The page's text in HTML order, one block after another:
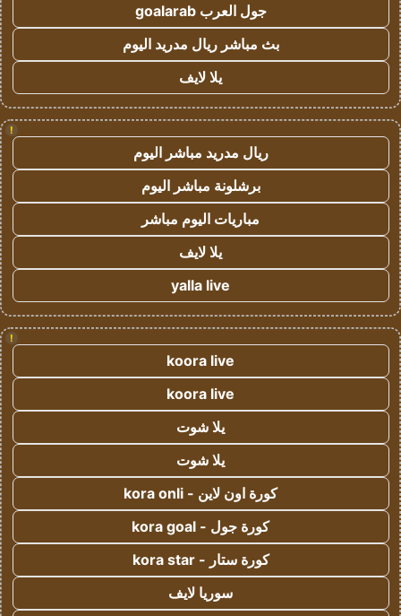
جول العرب goalarab
بث مباشر ريال مدريد اليوم
يلا لايف
!
ريال مدريد مباشر اليوم
برشلونة مباشر اليوم
مباريات اليوم مباشر
يلا لايف
yalla live
!
koora live
koora live
يلا شوت
يلا شوت
كورة اون لاين - kora onli
كورة جول - kora goal
كورة ستار - kora star
سوريا لايف